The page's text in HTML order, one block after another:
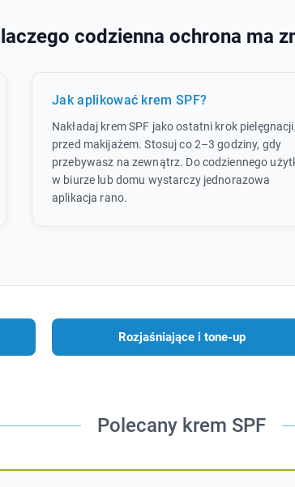
codzienna ochrona ma
Jak aplikować krem SPF?
Nakładaj krem SPF jako ostatni krok pielęgnacji,
przed makijażem. Stosuj co 2–3 godziny, gdy
przebywasz na zewnątrz. Do codziennego
w biurze lub domu wystarczy jednorazowa
aplikacja rano.
Rozjaśniające i tone-up
Polecany krem SPF